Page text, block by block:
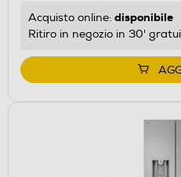
energetico
di
Acquisto online: disponibile
Ritiro in negozio in 30'